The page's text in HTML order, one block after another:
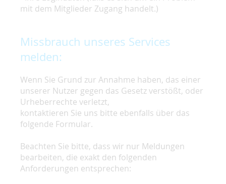
mit dem Mitglieder Zugang handelt.)
Missbrauch unseres Services
melden:
Wenn Sie Grund zur Annahme haben, das einer
unserer Nutzer gegen das Gesetz verstößt, oder
Urheberrechte verletzt,
kontaktieren Sie uns bitte ebenfalls über das
folgende Formular.
Beachten Sie bitte, dass wir nur Meldungen
bearbeiten, die exakt den folgenden
Anforderungen entsprechen: